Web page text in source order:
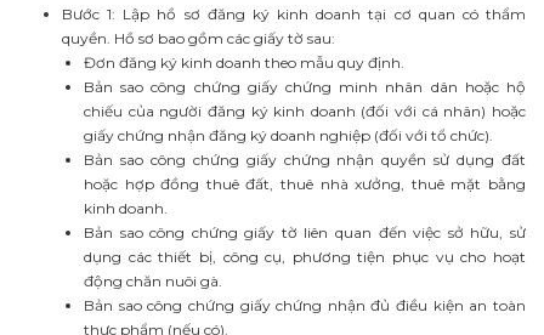
Bước 1: Lập hồ sơ đăng ký kinh doanh tại cơ quan có thẩm
quyền. Hồ sơ bao gồm các giấy tờ sau:
Đơn đăng ký kinh doanh theo mẫu quy định.
Bản sao công chứng giấy chứng minh nhân dân hoặc hộ
chiếu của người đăng ký kinh doanh (đối với cá nhân) hoặc
giấy chứng nhận đăng ký doanh nghiệp (đối với tổ chức).
Bản sao công chứng giấy chứng nhận quyền sử dụng đất
hoặc hợp đồng thuê đất, thuê nhà xưởng, thuê mặt bằng
kinh doanh.
Bản sao công chứng giấy tờ liên quan đến việc sở hữu, sử
dụng các thiết bị, công cụ, phương tiện phục vụ cho hoạt
động chăn nuôi gà.
Bản sao công chứng giấy chứng nhận đủ điều kiện an toàn
thực phẩm (nếu có).